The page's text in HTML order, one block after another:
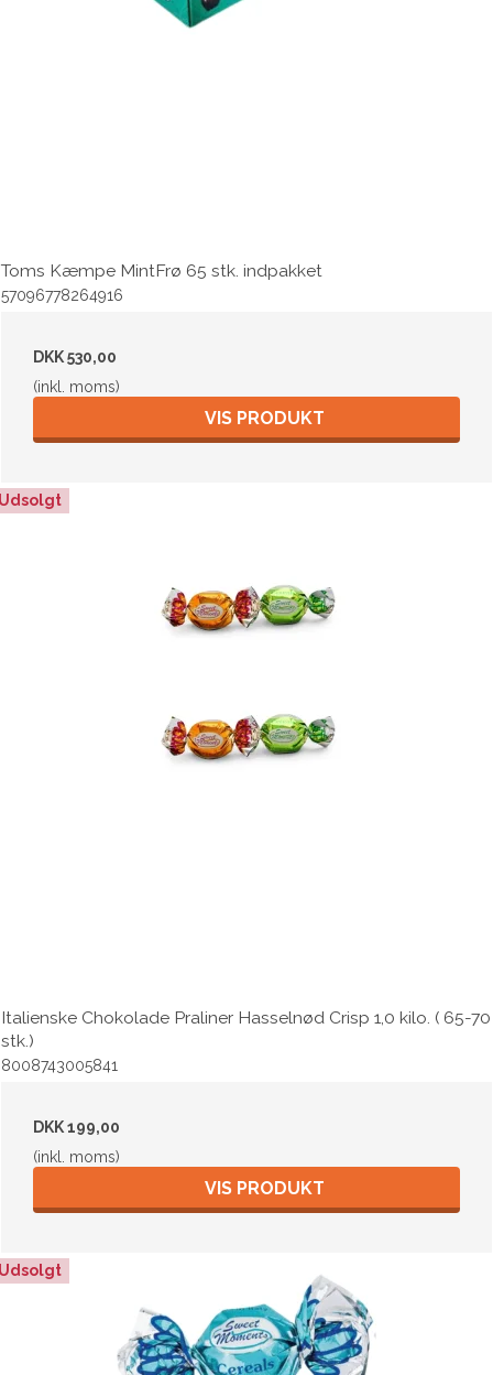
Toms Kæmpe MintFrø 65 stk. indpakket
57096778264916
DKK 530,00
(inkl. moms)
VIS PRODUKT
Italienske Chokolade Praliner Hasselnød Crisp 1,0 kilo. ( 65-70
stk.)
8008743005841
DKK 199,00
(inkl. moms)
VIS PRODUKT